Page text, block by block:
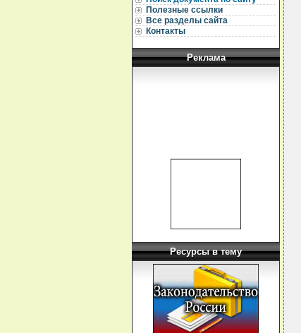
Полезные ссылки
Все разделы сайта
Контакты
Реклама
Ресурсы в тему